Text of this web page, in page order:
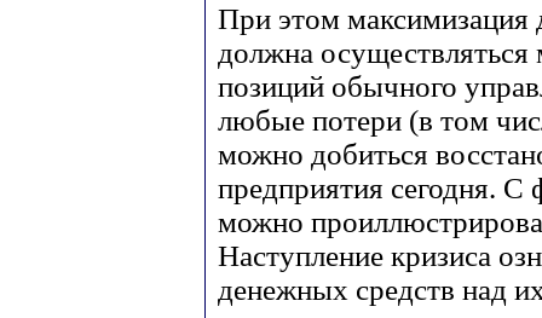
При этом максимизация
должна
позиций обычного
любые потери (в том
можно добиться
предприятия сегодня. С
можно
Наступление кризиса
денежных средств над